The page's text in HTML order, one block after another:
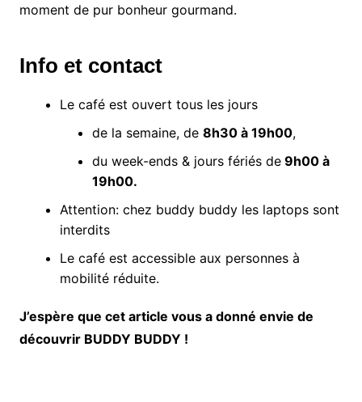
moment de pur bonheur gourmand.
Info et contact
Le café est ouvert tous les jours
de la semaine, de 8h30 à 19h00,
du week-ends & jours fériés de9h00 à
19h00.
Attention: chez buddy buddy les laptops sont
interdits
Le café est accessible aux personnes à
mobilité réduite.
J’espère que cet article vous a donné envie de
découvrir BUDDY BUDDY !